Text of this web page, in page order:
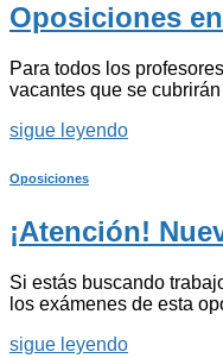
Oposiciones
Para todos los
vacantes que se
sigue leyendo
Oposiciones
¡Atención!
Si estás buscando
los exámenes de esta
sigue leyendo